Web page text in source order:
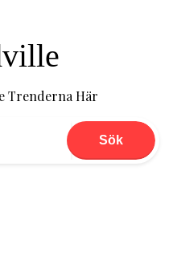
Trenderna Här
Sök